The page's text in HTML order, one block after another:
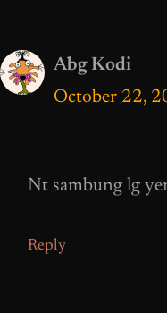
Abg Kodi
October 22,
Nt sambung lg
Reply